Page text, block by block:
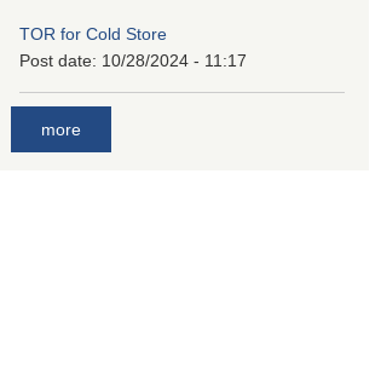
TOR for Cold Store
Post date: 10/28/2024 - 11:17
more